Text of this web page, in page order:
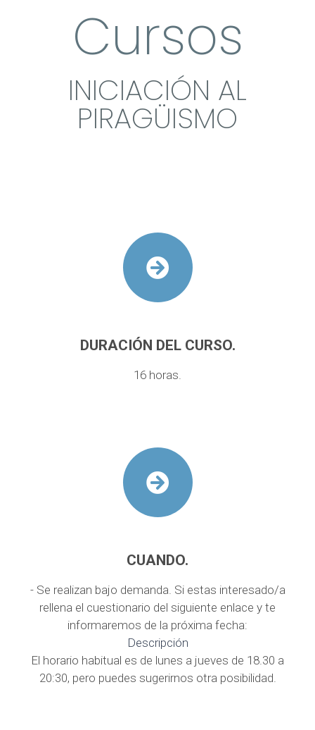
Cursos
INICIACIÓN AL
PIRAGÜISMO
DURACIÓN DEL CURSO.
16 horas.
CUANDO.
- Se realizan bajo demanda. Si estas interesado/a
rellena el cuestionario del siguiente enlace y te
informaremos de la próxima fecha:
Descripción
El horario habitual es de lunes a jueves de 18.30 a
20:30, pero puedes sugerirnos otra posibilidad.